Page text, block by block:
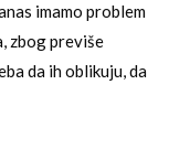
imamo problem
zbog previše
da ih oblikuju, da